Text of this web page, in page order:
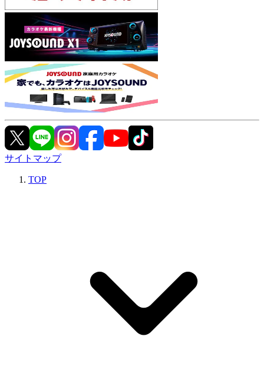
サイトマップ
TOP